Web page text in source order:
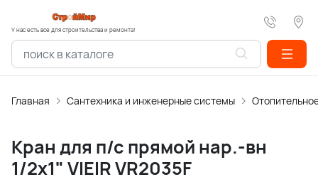
У нас есть все для строительства и ремонта!
Главная Сантехника и инженерные системы
Кран для п/с прямой нар.-вн
1/2х1" VIEIR VR2035F